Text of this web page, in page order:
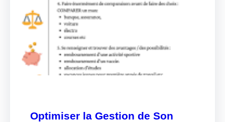
Optimiser la Gestion de Son